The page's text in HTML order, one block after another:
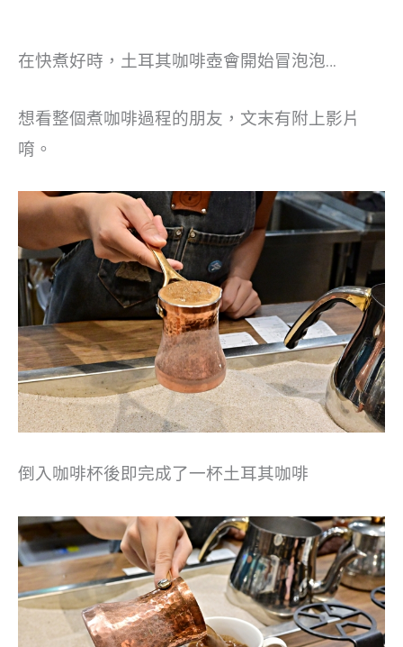
在快煮好時，土耳其咖啡壺會開始冒泡泡…
想看整個煮咖啡過程的朋友，文末有附上影片
唷。
倒入咖啡杯後即完成了一杯土耳其咖啡